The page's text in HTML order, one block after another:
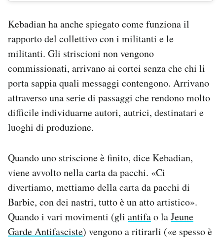
Kebadian ha anche spiegato come funziona il
rapporto del collettivo con i militanti e le
militanti. Gli striscioni non vengono
commissionati, arrivano ai cortei senza che chi li
porta sappia quali messaggi contengono. Arrivano
attraverso una serie di passaggi che rendono molto
difficile individuarne autori, autrici, destinatari e
luoghi di produzione.
Quando uno striscione è finito, dice Kebadian,
viene avvolto nella carta da pacchi. «Ci
divertiamo, mettiamo della carta da pacchi di
Barbie, con dei nastri, tutto è un atto artistico».
Quando i vari movimenti (gli antifao laJeune
Garde Antifasciste) vengono a ritirarli («e spesso è